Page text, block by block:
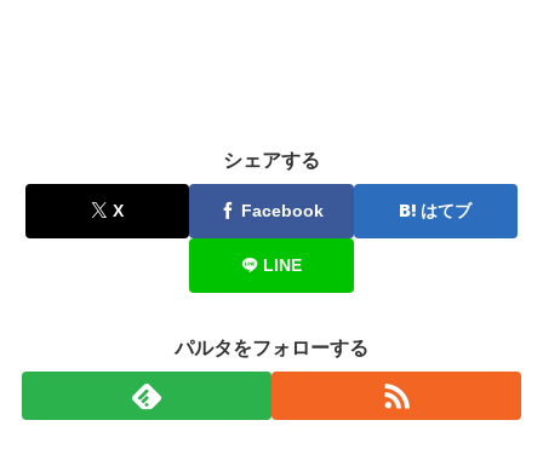
シェアする
X Facebook はてブ
LINE
パルタをフォローする